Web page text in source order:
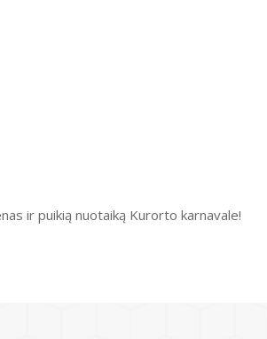
ir puikią nuotaiką Kurorto karnavale!